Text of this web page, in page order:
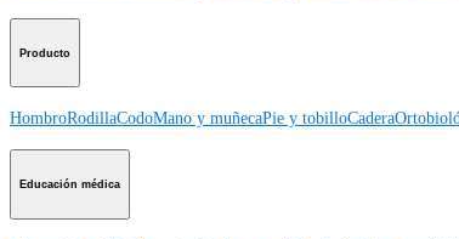
Producto
HombroRodillaCodoMano y muñecaPie y tobilloCadera
Educación médica